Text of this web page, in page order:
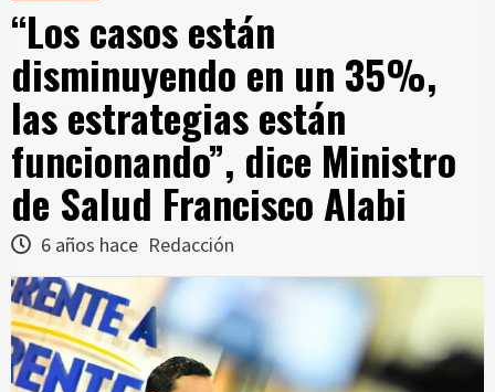
“Los casos están
disminuyendo en un 35%,
las estrategias están
funcionando”, dice Ministro
de Salud Francisco Alabi
6 años hace Redacción